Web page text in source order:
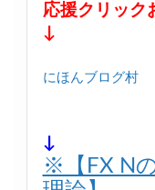
応援クリック
↓
にほんブログ村
↓
※【FX N